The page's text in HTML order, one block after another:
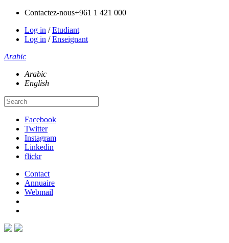
Contactez-nous+961 1 421 000
Log in /Etudiant
Log in /Enseignant
Arabic
Arabic
English
Facebook
Twitter
Instagram
Linkedin
flickr
Contact
Annuaire
Webmail